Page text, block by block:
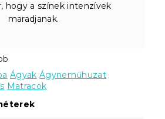
hogy a színek intenzívek
maradjanak.
Ágyak Ágyneműhuzat
Matracok